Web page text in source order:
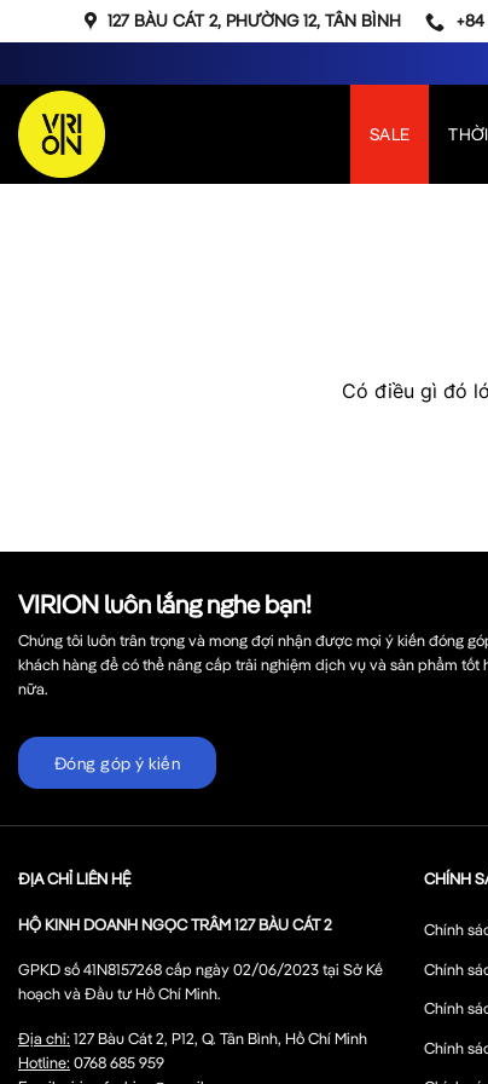
qua
dung
127 BÀU CÁT 2, PHƯỜNG 12, TÂN BÌNH
SALE
Có điều gì đó
VIRION luôn lắng nghe bạn!
Chúng tôi luôn trân trọng và mong đợi nhận được mọi ý kiến đóng
khách hàng để có thể nâng cấp trải nghiệm dịch vụ và sản phẩm tốt
nữa.
Đóng góp ý kiến
ĐỊA CHỈ LIÊN HỆ
HỘ KINH DOANH NGỌC TRÂM 127 BÀU CÁT 2
GPKD số 41N8157268 cấp ngày 02/06/2023 tại Sở Kế
hoạch và Đầu tư Hồ Chí Minh.
Địa chỉ:127 Bàu Cát 2, P12, Q. Tân Bình, Hồ Chí Minh
Hotline:0768 685 959
CHÍNH
Chính
Chính
Chính
Chính